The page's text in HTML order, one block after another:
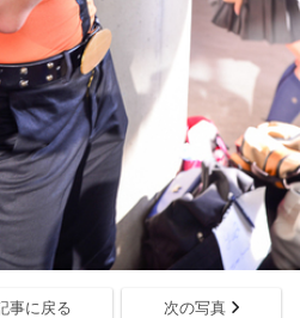
事に戻る 次の写真